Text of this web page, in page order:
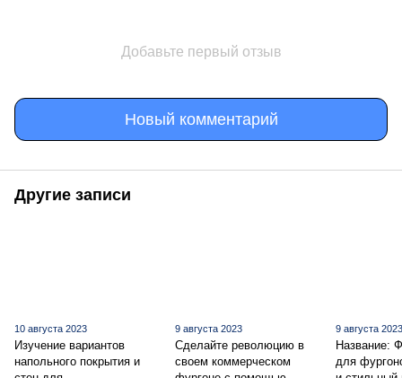
Добавьте первый отзыв
Новый комментарий
Другие записи
10 августа 2023
Изучение вариантов
напольного покрытия и
9 августа 2023
Сделайте революцию в
своем коммерческом
9 августа
Название:
для